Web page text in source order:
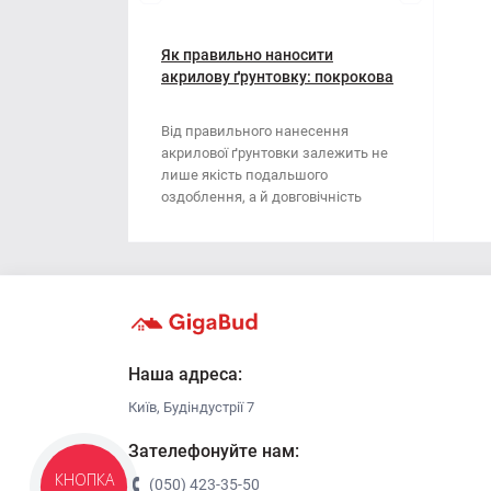
Наждачний папір
Стрічка
Викрутка
Губки для шліфування
Кліщі
Ключі
Лопата
Як правильно наносити
акрилову ґрунтовку: покрокова
Від правильного нанесення
акрилової ґрунтовки залежить не
лише якість подальшого
оздоблення, а й довговічність
Наша адреса:
Київ, Будіндустрії 7
Зателефонуйте нам:
(050) 423-35-50
КНОПКА